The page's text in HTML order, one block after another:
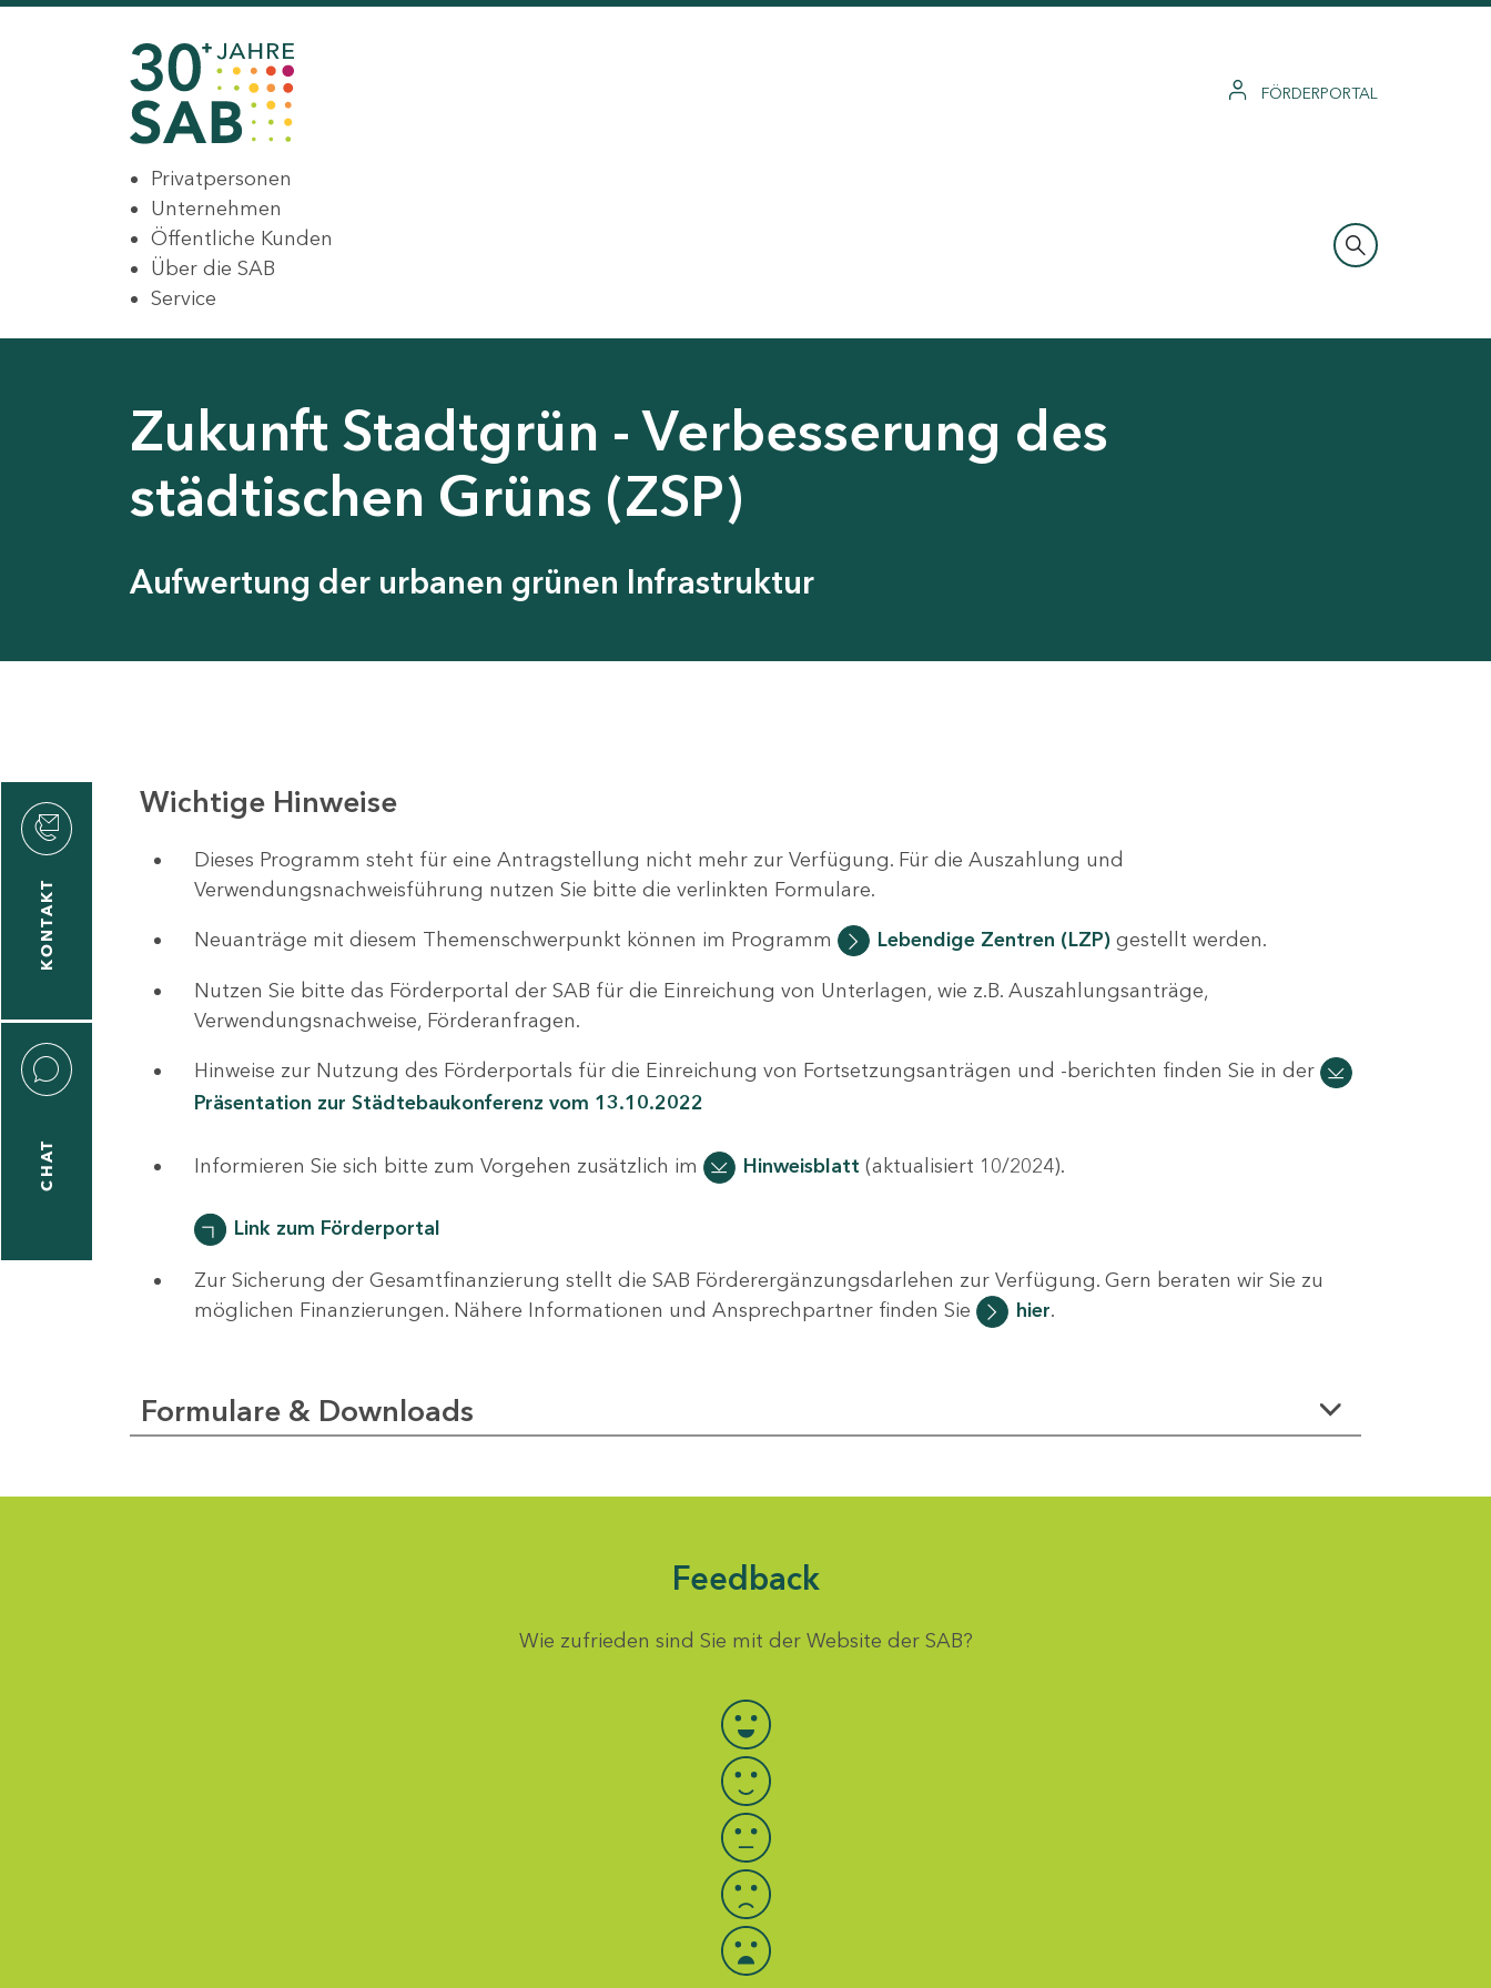
FÖRDERPORTAL
Privatpersonen
Unternehmen
Öffentliche Kunden
Über die SAB
Service
Zukunft Stadtgrün - Verbesserung des
städtischen Grüns (ZSP)
Aufwertung der urbanen grünen Infrastruktur
KONTAKT
CHAT
Wichtige Hinweise
Dieses Programm steht für eine Antragstellung nicht mehr zur Verfügung. Für die Auszahlung und
Verwendungsnachweisführung nutzen Sie bitte die verlinkten Formulare.
Neuanträge mit diesem Themenschwerpunkt können im Programm Lebendige Zentren (LZP)gestellt werden.
Nutzen Sie bitte das Förderportal der SAB für die Einreichung von Unterlagen, wie z.B. Auszahlungsanträge,
Verwendungsnachweise, Förderanfragen.
Hinweise zur Nutzung des Förderportals für die Einreichung von Fortsetzungsanträgen und -berichten finden Sie in der
Präsentation zur Städtebaukonferenz vom 13.10.2022
Informieren Sie sich bitte zum Vorgehen zusätzlich im Hinweisblatt (aktualisiert 10/2024).
Link zum Förderportal
Zur Sicherung der Gesamtfinanzierung stellt die SAB Förderergänzungsdarlehen zur Verfügung. Gern beraten wir Sie zu
möglichen Finanzierungen. Nähere Informationen und Ansprechpartner finden Sie
hier.
Formulare & Downloads
Feedback
Wie zufrieden sind Sie mit der Website der SAB?
Bewertung auswählen